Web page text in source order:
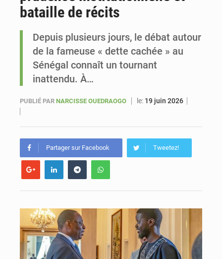
bataille de récits
Depuis plusieurs jours, le débat autour
de la fameuse « dette cachée » au
Sénégal connaît un tournant
inattendu. À…
PUBLIÉ PAR NARCISSE OUEDRAOGO le: 19 juin 2026
Partager sur Facebook Tweetez!